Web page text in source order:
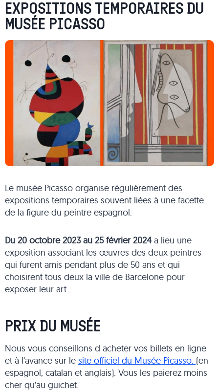
EXPOSITIONS TEMPORAIRES DU
MUSÉE PICASSO
Le musée Picasso organise régulièrement des
expositions temporaires souvent liées à une facette
de la figure du peintre espagnol.
Du 20 octobre 2023 au 25 février 2024a lieu une
exposition associant les œuvres des deux peintres
qui furent amis pendant plus de 50 ans et qui
choisirent tous deux la ville de Barcelone pour
exposer leur art.
PRIX DU MUSÉE
Nous vous conseillons d acheter vos billets en ligne
et à l’avance sur le site officiel du Musée Picasso. (en
espagnol, catalan et anglais). Vous les paierez moins
cher qu’au guichet.